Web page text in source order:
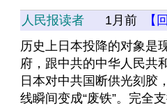
人民报读者 1月前
【
历史上日本投降的对象是
府，跟中共的中华人民共
日本对中共国断供光刻胶
线瞬间变成“废铁”。完全